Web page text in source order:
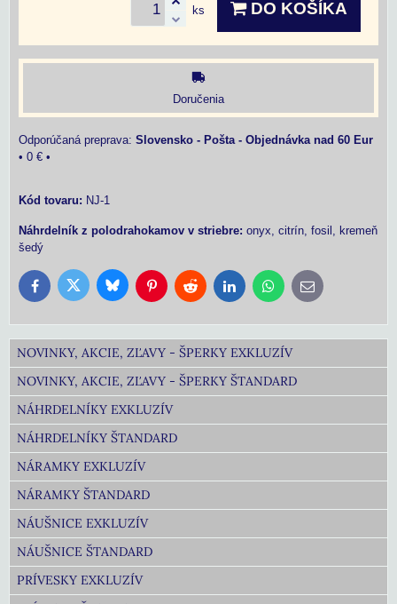
ks DO KOŠÍKA
Doručenia
Slovensko - Pošta - Objednávka nad 60 Eur
• 0 € •
Kód tovaru: NJ-1
Náhrdelník z polodrahokamov v striebre: onyx, citrín, fosil, kremeň
šedý
FacebookTwitter BlueskyPinterestReddit LinkedInWhatsApp
E-
mail
NOVINKY, AKCIE, ZĽAVY - ŠPERKY EXKLUZÍV
NOVINKY, AKCIE, ZĽAVY - ŠPERKY ŠTANDARD
NÁHRDELNÍKY EXKLUZÍV
NÁHRDELNÍKY ŠTANDARD
NÁRAMKY EXKLUZÍV
NÁRAMKY ŠTANDARD
NÁUŠNICE EXKLUZÍV
NÁUŠNICE ŠTANDARD
PRÍVESKY EXKLUZÍV